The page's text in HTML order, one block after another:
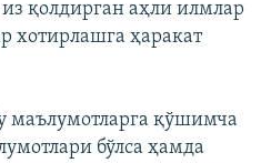
қолдирган аҳли илмлар
хотирлашга ҳаракат
маълумотларга қўшимча
бўлса ҳамда